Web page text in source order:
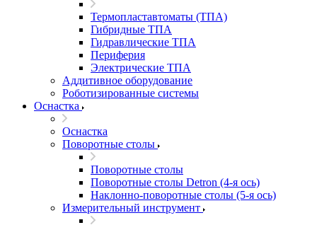
Термопластавтоматы (ТПА)
Гибридные ТПА
Гидравлические ТПА
Периферия
Электрические ТПА
Аддитивное оборудование
Роботизированные системы
Оснастка
Оснастка
Поворотные столы
Поворотные столы
Поворотные столы Detron (4-я ось)
Наклонно-поворотные столы (5-я ось)
Измерительный инструмент